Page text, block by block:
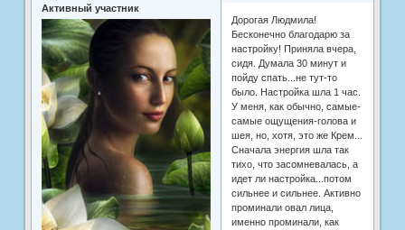
Активный участник
Дорогая Людмила!
Бесконечно благодарю за
настройку! Приняла вчера,
сидя. Думала 30 минут и
пойду спать...не тут-то
было. Настройка шла 1 час.
У меня, как обычно, самые-
самые ощущения-голова и
шея, но, хотя, это же Крем...
Сначала энергия шла так
тихо, что засомневалась, а
идет ли настройка...потом
сильнее и сильнее. Активно
проминали овал лица,
именно проминали, как